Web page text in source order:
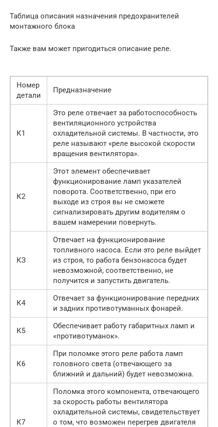
Таблица описания назначения предохранителей
монтажного блока
Также вам может пригодиться описание реле.
Номер
детали
Предназначение
К1
Это реле отвечает за работоспособность
вентиляционного устройства
охладительной системы. В частности, это
реле называют «реле высокой скорости
вращения вентилятора».
К2
Этот элемент обеспечивает
функционирование ламп указателей
поворота. Соответственно, при его
выходе из строя вы не сможете
сигнализировать другим водителям о
вашем намерении повернуть.
КЗ
Отвечает на функционирование
топливного насоса. Если это реле выйдет
из строя, то работа бензонасоса будет
невозможной, соответственно, не
получится и запустить двигатель.
К4
Отвечает за функционирование передних
и задних противотуманных фонарей.
К5
Обеспечивает работу габаритных ламп и
«противотуманок».
К6
При поломке этого реле работа ламп
головного света (отвечающего за
ближний и дальний) будет невозможна.
К7
Поломка этого компонента, отвечающего
за скорость работы вентилятора
охладительной системы, свидетельствует
о том, что возможен перегрев двигателя